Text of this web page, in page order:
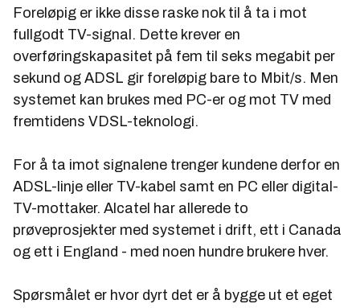
Foreløpig er ikke disse raske nok til å ta i mot
fullgodt TV-signal. Dette krever en
overføringskapasitet på fem til seks megabit per
sekund og ADSL gir foreløpig bare to Mbit/s. Men
systemet kan brukes med PC-er og mot TV med
fremtidens VDSL-teknologi.
For å ta imot signalene trenger kundene derfor en
ADSL-linje eller TV-kabel samt en PC eller digital-
TV-mottaker. Alcatel har allerede to
prøveprosjekter med systemet i drift, ett i Canada
og ett i England - med noen hundre brukere hver.
Spørsmålet er hvor dyrt det er å bygge ut et eget